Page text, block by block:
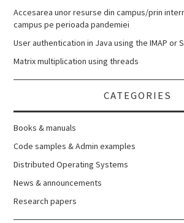
Accesarea unor resurse din campus/prin
campus pe perioada pandemiei
User authentication in Java using the IMAP or
Matrix multiplication using threads
CATEGORIES
Books & manuals
Code samples & Admin examples
Distributed Operating Systems
News & announcements
Research papers